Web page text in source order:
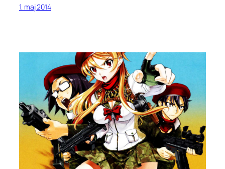
1. maj 2014